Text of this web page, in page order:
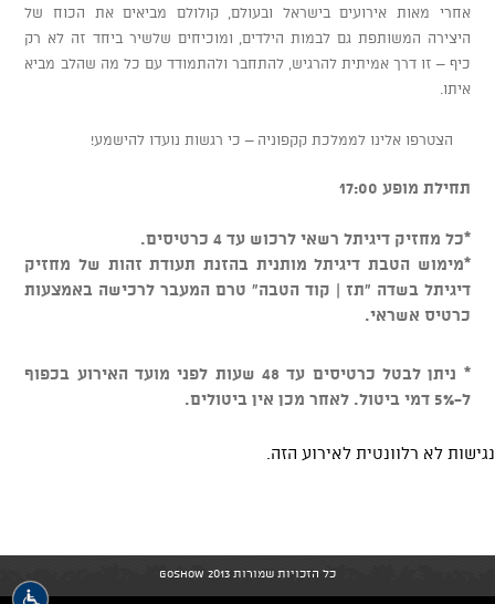
אחרי מאות אירועים בישראל ובעולם, קולולם מביאים את הכוח של
היצירה המשותפת גם לבמות הילדים, ומוכיחים שלשיר ביחד זה לא רק
כיף – זו דרך אמיתית להרגיש, להתחבר ולהתמודד עם כל מה שהלב מביא
איתו.
הצטרפו אלינו לממלכת קקפוניה – כי רגשות נועדו להישמע!
תחילת מופע 17:00
*כל מחזיק דיגיתל רשאי לרכוש עד 4 כרטיסים.
*מימוש הטבת דיגיתל מותנית בהזנת תעודת זהות של מחזיק
דיגיתל בשדה "תז | קוד הטבה" טרם המעבר לרכישה באמצעות
כרטיס אשראי.
* ניתן לבטל כרטיסים עד 48 שעות לפני מועד האירוע בכפוף
ל-5% דמי ביטול. לאחר מכן אין ביטולים.
נגישות לא רלוונטית לאירוע הזה.
כל הזכויות שמורות GoShow 2013